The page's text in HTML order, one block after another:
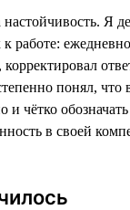
Я
работе:
понял, что
и чётко
в своей